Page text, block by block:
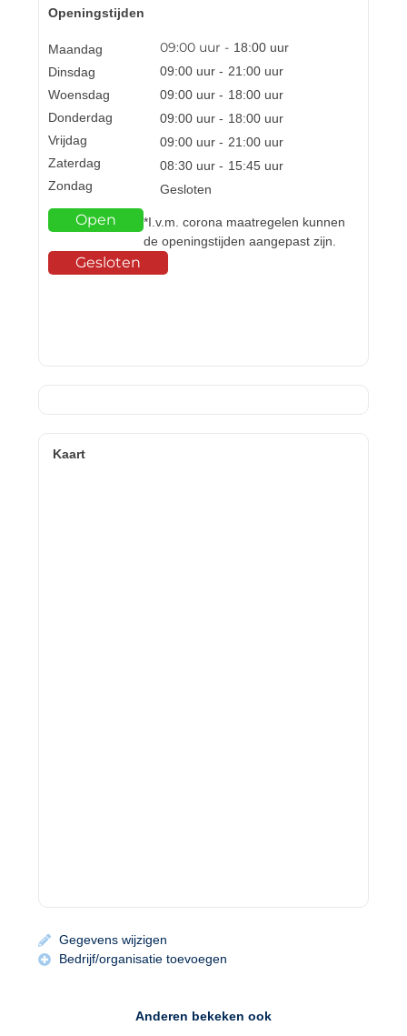
Openingstijden
Maandag
Dinsdag
Woensdag
Donderdag
Vrijdag
Zaterdag
Zondag
09:00 uur - 18:00 uur
09:00 uur - 21:00 uur
09:00 uur - 18:00 uur
09:00 uur - 18:00 uur
09:00 uur - 21:00 uur
08:30 uur - 15:45 uur
Gesloten
Open
*I.v.m. corona maatregelen kunnen
de openingstijden aangepast zijn.
Gesloten
Kaart
Gegevens wijzigen
Bedrijf/organisatie toevoegen
Anderen bekeken ook